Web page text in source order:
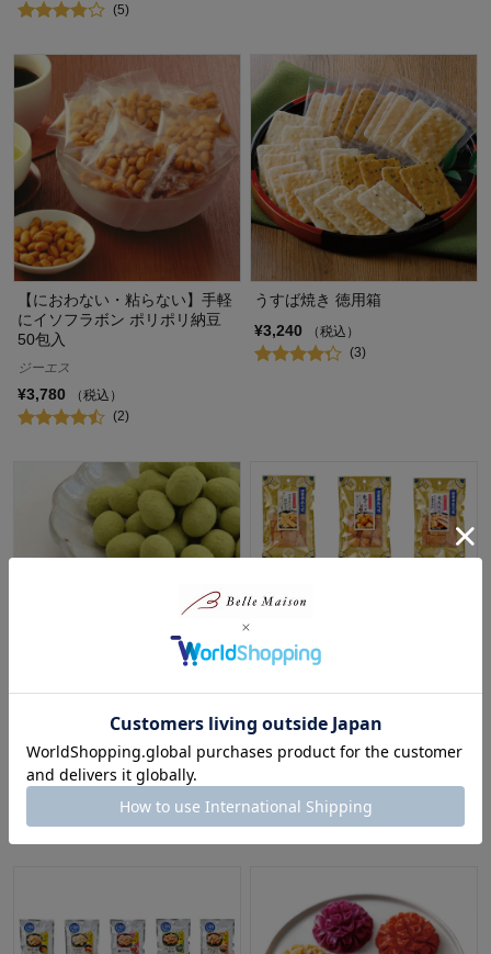
(5)
【におわない・粘らない】手軽
にイソフラボン ポリポリ納豆
50包入
ジーエス
¥3,780
（税込）
(2)
うすば焼き 徳用箱
¥3,240
（税込）
(3)
大豆のおやつ」北海道産 有機大
豆のサクサク抹茶だいず
（35g×10袋セット）
¥3,456
¥3,456
（税込）
(1)